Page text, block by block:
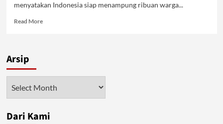
menyatakan Indonesia siap menampung ribuan warga...
Read MoreRead
Muluskan
Agenda
Arsip
Dari Kami